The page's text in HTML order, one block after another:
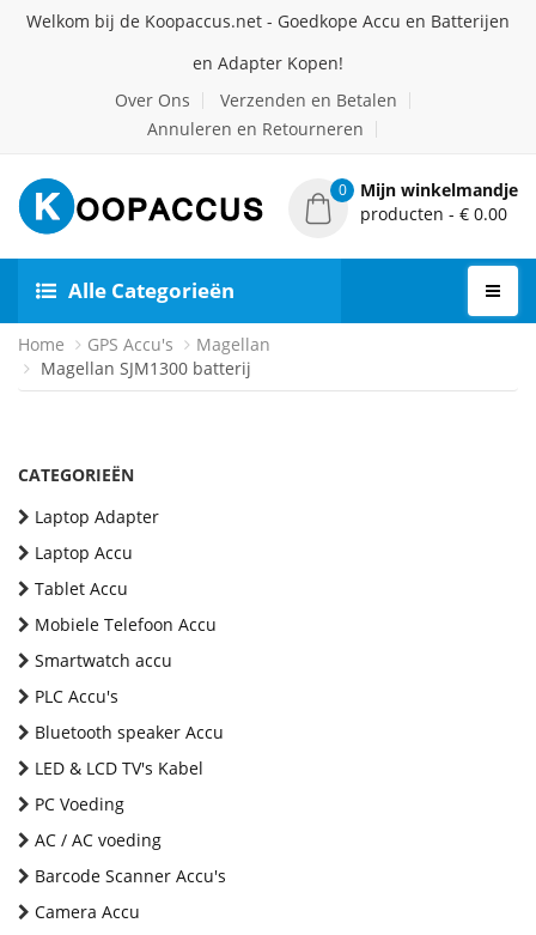
Welkom bij de Koopaccus.net - Goedkope Accu en Batterijen
en Adapter Kopen!
Over Ons
Verzenden en Betalen
Annuleren en Retourneren
0
Mijn winkelmandje
producten - € 0.00
Alle Categorieën
Home GPS Accu's
Magellan
Magellan SJM1300 batterij
CATEGORIEËN
Laptop Adapter
Laptop Accu
Tablet Accu
Mobiele Telefoon Accu
Smartwatch accu
PLC Accu's
Bluetooth speaker Accu
LED & LCD TV's Kabel
PC Voeding
AC / AC voeding
Barcode Scanner Accu's
Camera Accu